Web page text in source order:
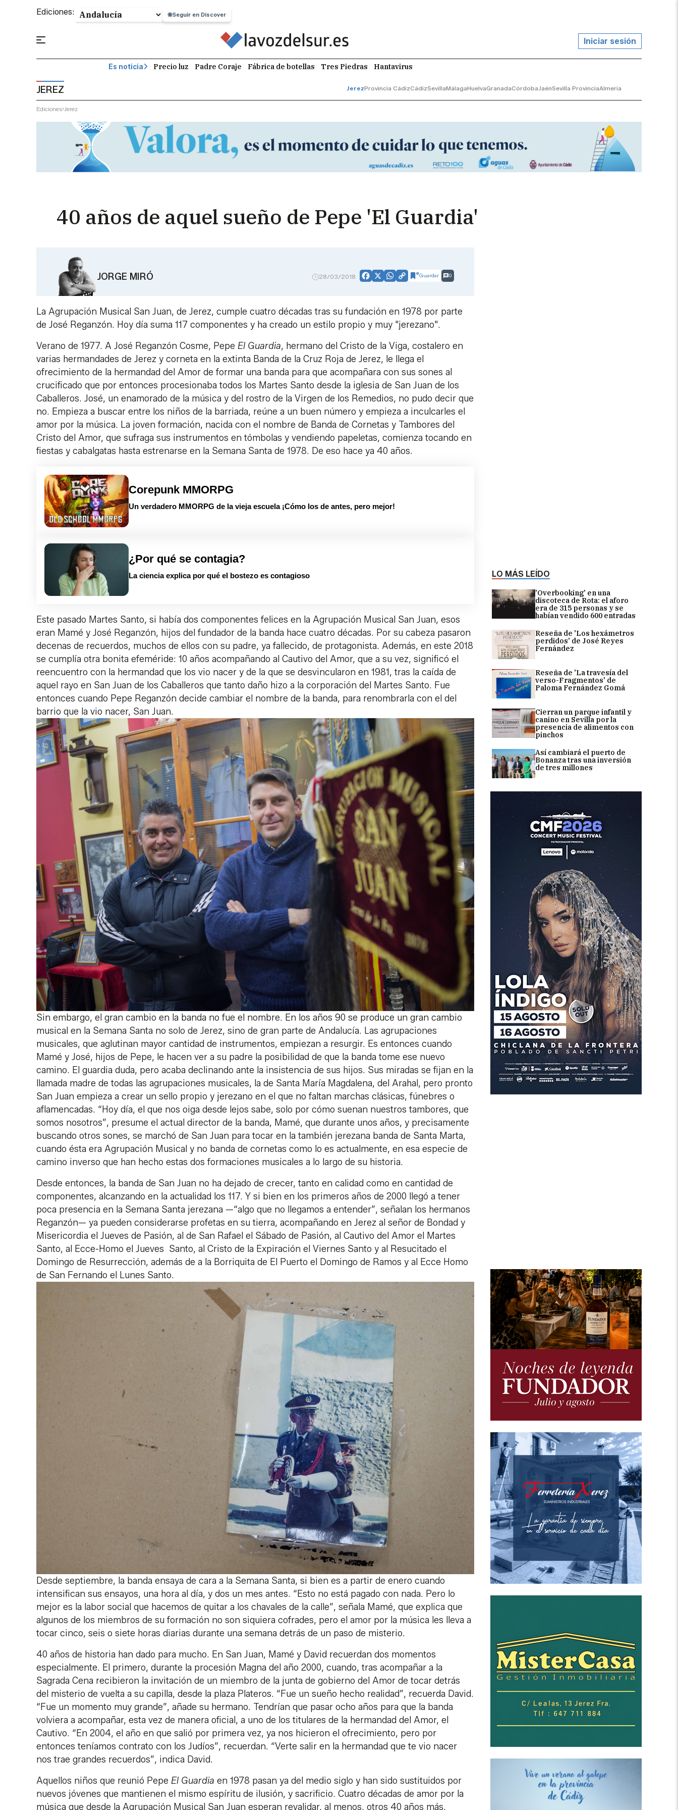
Ediciones: Seguir en Discover
Iniciar sesión
Es noticia Precio luz Padre Coraje Fábrica de botellas Tres Piedras Hantavirus
JEREZ JerezProvincia CádizCádizSevillaMálagaHuelvaGranadaCórdobaJaénSevilla ProvinciaAlmería
Ediciones Jerez
40 años de aquel sueño de Pepe 'El Guardia'
LO MÁS LEÍDO
'Overbooking' en una
discoteca de Rota: el aforo
era de 315 personas y se
habían vendido 600 entradas
Reseña de 'Los hexámetros
perdidos' de José Reyes
Fernández
Reseña de 'La travesía del
verso-Fragmentos' de
Paloma Fernández Gomá
Cierran un parque infantil y
canino en Sevilla por la
presencia de alimentos con
pinchos
Así cambiará el puerto de
Bonanza tras una inversión
de tres millones
JORGE MIRÓ 28/03/2018 Facebook
X WhatsApp
CopyGuardar 0
La Agrupación Musical San Juan, de Jerez, cumple cuatro décadas tras su fundación en 1978 por parte
de José Reganzón. Hoy día suma 117 componentes y ha creado un estilo propio y muy "jerezano".
Verano de 1977. A José Reganzón Cosme, Pepe El Guardia, hermano del Cristo de la Viga, costalero en
varias hermandades de Jerez y corneta en la extinta Banda de la Cruz Roja de Jerez, le llega el
ofrecimiento de la hermandad del Amor de formar una banda para que acompañara con sus sones al
crucificado que por entonces procesionaba todos los Martes Santo desde la iglesia de San Juan de los
Caballeros. José, un enamorado de la música y del rostro de la Virgen de los Remedios, no pudo decir que
no. Empieza a buscar entre los niños de la barriada, reúne a un buen número y empieza a inculcarles el
amor por la música. La joven formación, nacida con el nombre de Banda de Cornetas y Tambores del
Cristo del Amor, que sufraga sus instrumentos en tómbolas y vendiendo papeletas, comienza tocando en
fiestas y cabalgatas hasta estrenarse en la Semana Santa de 1978. De eso hace ya 40 años.
Corepunk MMORPG
Un verdadero MMORPG de la vieja escuela ¡Cómo los de antes, pero mejor!
¿Por qué se contagia?
La ciencia explica por qué el bostezo es contagioso
Este pasado Martes Santo, si había dos componentes felices en la Agrupación Musical San Juan, esos
eran Mamé y José Reganzón, hijos del fundador de la banda hace cuatro décadas. Por su cabeza pasaron
decenas de recuerdos, muchos de ellos con su padre, ya fallecido, de protagonista. Además, en este 2018
se cumplía otra bonita efeméride: 10 años acompañando al Cautivo del Amor, que a su vez, significó el
reencuentro con la hermandad que los vio nacer y de la que se desvincularon en 1981, tras la caída de
aquel rayo en San Juan de los Caballeros que tanto daño hizo a la corporación del Martes Santo. Fue
entonces cuando Pepe Reganzón decide cambiar el nombre de la banda, para renombrarla con el del
barrio que la vio nacer, San Juan.
Sin embargo, el gran cambio en la banda no fue el nombre. En los años 90 se produce un gran cambio
musical en la Semana Santa no solo de Jerez, sino de gran parte de Andalucía. Las agrupaciones
musicales, que aglutinan mayor cantidad de instrumentos, empiezan a resurgir. Es entonces cuando
Mamé y José, hijos de Pepe, le hacen ver a su padre la posibilidad de que la banda tome ese nuevo
camino. El guardia duda, pero acaba declinando ante la insistencia de sus hijos. Sus miradas se fijan en la
llamada madre de todas las agrupaciones musicales, la de Santa María Magdalena, del Arahal, pero pronto
San Juan empieza a crear un sello propio y jerezano en el que no faltan marchas clásicas, fúnebres o
aflamencadas. “Hoy día, el que nos oiga desde lejos sabe, solo por cómo suenan nuestros tambores, que
somos nosotros”, presume el actual director de la banda, Mamé, que durante unos años, y precisamente
buscando otros sones, se marchó de San Juan para tocar en la también jerezana banda de Santa Marta,
cuando ésta era Agrupación Musical y no banda de cornetas como lo es actualmente, en esa especie de
camino inverso que han hecho estas dos formaciones musicales a lo largo de su historia.
Desde entonces, la banda de San Juan no ha dejado de crecer, tanto en calidad como en cantidad de
componentes, alcanzando en la actualidad los 117. Y si bien en los primeros años de 2000 llegó a tener
poca presencia en la Semana Santa jerezana —“algo que no llegamos a entender”, señalan los hermanos
Reganzón— ya pueden considerarse profetas en su tierra, acompañando en Jerez al señor de Bondad y
Misericordia el Jueves de Pasión, al de San Rafael el Sábado de Pasión, al Cautivo del Amor el Martes
Santo, al Ecce-Homo el Jueves Santo, al Cristo de la Expiración el Viernes Santo y al Resucitado el
Domingo de Resurrección, además de a la Borriquita de El Puerto el Domingo de Ramos y al Ecce Homo
de San Fernando el Lunes Santo.
Desde septiembre, la banda ensaya de cara a la Semana Santa, si bien es a partir de enero cuando
intensifican sus ensayos, una hora al día, y dos un mes antes. “Esto no está pagado con nada. Pero lo
mejor es la labor social que hacemos de quitar a los chavales de la calle”, señala Mamé, que explica que
algunos de los miembros de su formación no son siquiera cofrades, pero el amor por la música les lleva a
tocar cinco, seis o siete horas diarias durante una semana detrás de un paso de misterio.
40 años de historia han dado para mucho. En San Juan, Mamé y David recuerdan dos momentos
especialmente. El primero, durante la procesión Magna del año 2000, cuando, tras acompañar a la
Sagrada Cena recibieron la invitación de un miembro de la junta de gobierno del Amor de tocar detrás
del misterio de vuelta a su capilla, desde la plaza Plateros. “Fue un sueño hecho realidad”, recuerda David.
“Fue un momento muy grande”, añade su hermano. Tendrían que pasar ocho años para que la banda
volviera a acompañar, esta vez de manera oficial, a uno de los titulares de la hermandad del Amor, el
Cautivo. “En 2004, el año en que salió por primera vez, ya nos hicieron el ofrecimiento, pero por
entonces teníamos contrato con los Judíos”, recuerdan. “Verte salir en la hermandad que te vio nacer
nos trae grandes recuerdos”, indica David.
Aquellos niños que reunió Pepe El Guardia en 1978 pasan ya del medio siglo y han sido sustituidos por
nuevos jóvenes que mantienen el mismo espíritu de ilusión, y sacrificio. Cuatro décadas de amor por la
música que desde la Agrupación Musical San Juan esperan revalidar, al menos, otros 40 años más.